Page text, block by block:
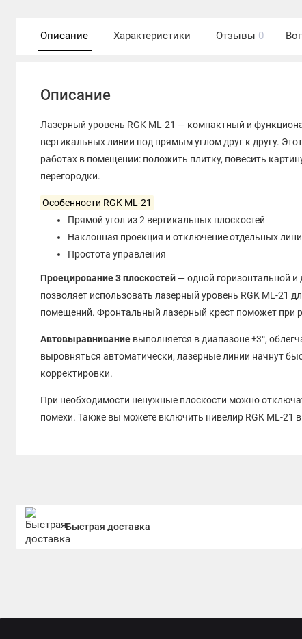
Описание Характеристики Отзывы 0
Описание
Лазерный уровень RGK ML-21 — компактный и
вертикальных линии под прямым углом друг к другу.
работах в помещении: положить плитку, повесить
перегородки.
Особенности RGK ML-21
Прямой угол из 2 вертикальных плоскостей
Наклонная проекция и отключение отдельных
Простота управления
Проецирование 3 плоскостей — одной горизонтальной
позволяет использовать лазерный уровень RGK ML-21
помещений. Фронтальный лазерный крест поможет при
Автовыравнивание выполняется в диапазоне ±3°,
выровняться автоматически, лазерные линии начнут
корректировки.
При необходимости ненужные плоскости можно
помехи. Также вы можете включить нивелир RGK ML-
Корпус покрыт мягким прорезиненным пластиком,
падений с высоты до 1 метра. Питание осуществляется
Быстрая доставка